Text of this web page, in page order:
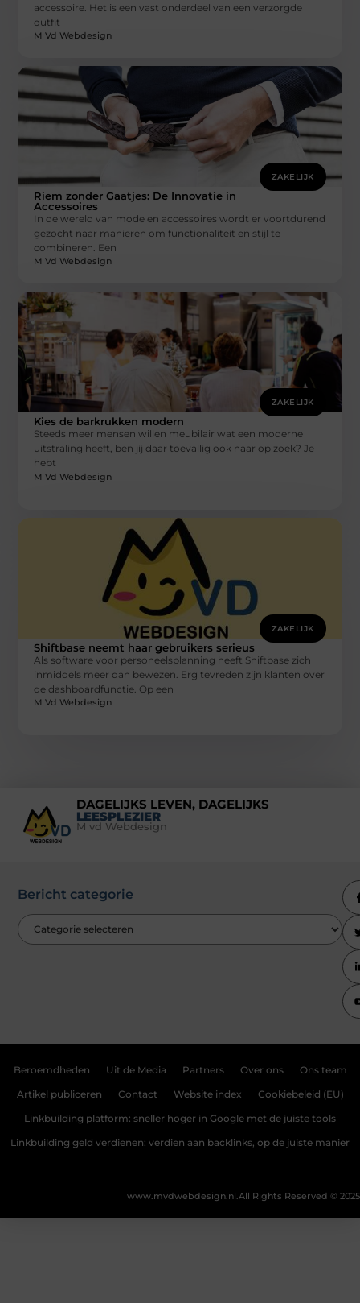
accessoire. Het is een vast onderdeel van een verzorgde
outfit
M Vd Webdesign
ZAKELIJK
Riem zonder Gaatjes: De Innovatie in
Accessoires
In de wereld van mode en accessoires wordt er voortdurend
gezocht naar manieren om functionaliteit en stijl te
combineren. Een
M Vd Webdesign
ZAKELIJK
Kies de barkrukken modern
Steeds meer mensen willen meubilair wat een moderne
uitstraling heeft, ben jij daar toevallig ook naar op zoek? Je
hebt
M Vd Webdesign
ZAKELIJK
Shiftbase neemt haar gebruikers serieus
Als software voor personeelsplanning heeft Shiftbase zich
inmiddels meer dan bewezen. Erg tevreden zijn klanten over
de dashboardfunctie. Op een
M Vd Webdesign
DAGELIJKS LEVEN, DAGELIJKS
LEESPLEZIER
M vd Webdesign
Bericht categorie
Beroemdheden Uit de Media Partners Over ons Ons team
Artikel publiceren Contact Website index Cookiebeleid (EU)
Linkbuilding platform: sneller hoger in Google met de juiste tools
Linkbuilding geld verdienen: verdien aan backlinks, op de juiste manier
All Rights Reserved © 2025
www.mvdwebdesign.nl.